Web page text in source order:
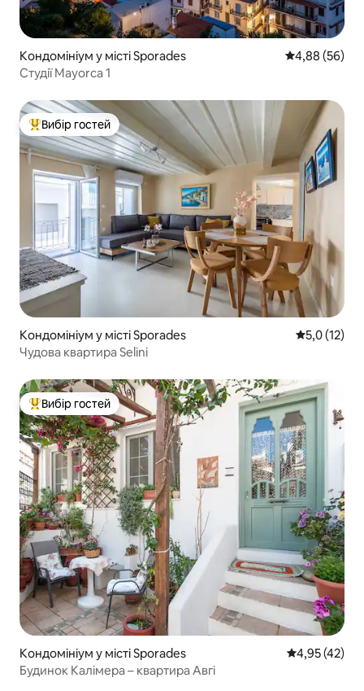
Кондомініум у місті Sporades Середня
4,88 (56)
Студії Mayorca 1
Топ вибір гостей
Вибір гостей
Кондомініум у місті Sporades Середня
5,0 (12)
Чудова квартира Selini
Топ вибір гостей
Вибір гостей
Кондомініум у місті Sporades Середня
4,95 (42)
Будинок Калімера – квартира Авгі